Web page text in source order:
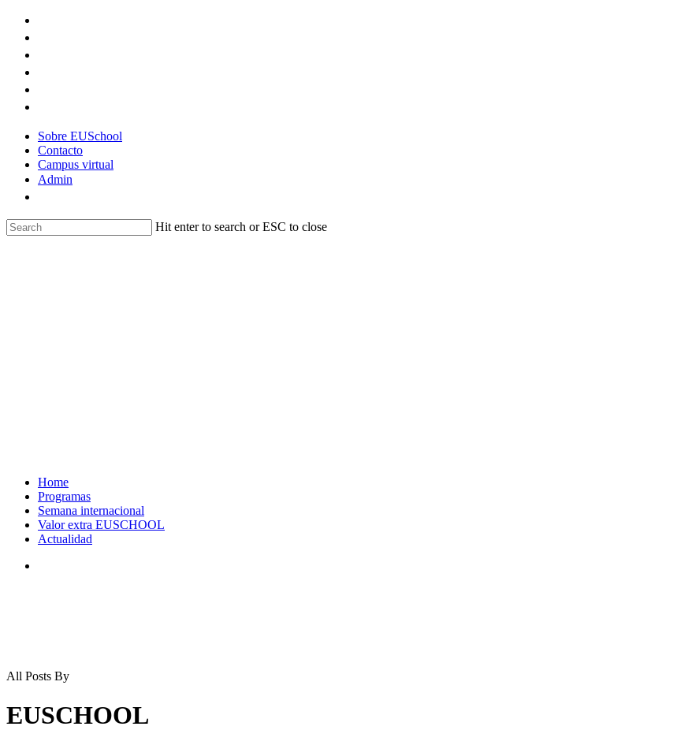
Skip
content
Sobre EUSchool
Contacto
Campus virtual
Admin
Hit enter to search or ESC to close
Home
Programas
Semana internacional
Valor extra EUSCHOOL
Actualidad
All Posts By
EUSCHOOL